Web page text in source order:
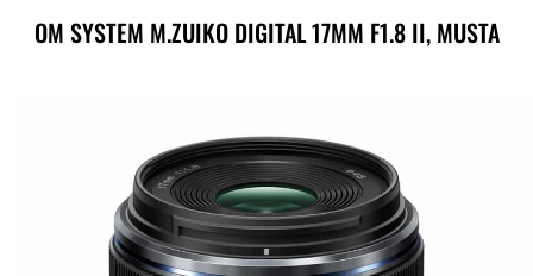
OM SYSTEM M.ZUIKO DIGITAL 17MM F1.8 II, MUSTA